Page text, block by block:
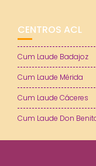
CENTROS ACL
Cum Laude Badajoz
Cum Laude Mérida
Cum Laude Cáceres
Cum Laude Don